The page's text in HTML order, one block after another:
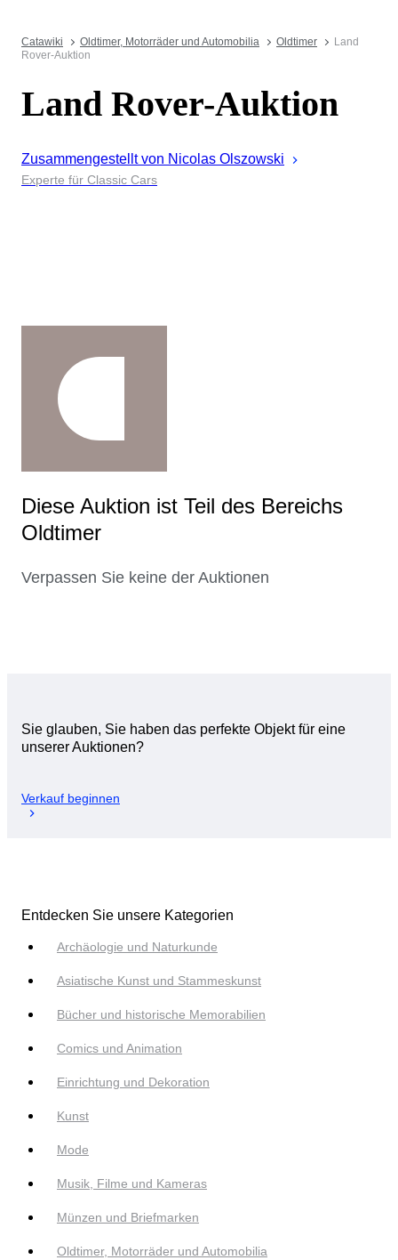
Catawiki Oldtimer, Motorräder und Automobilia Oldtimer
Land
Rover-Auktion
Land Rover-Auktion
Zusammengestellt von Nicolas Olszowski
Experte für Classic Cars
Diese Auktion ist Teil des Bereichs
Oldtimer
Verpassen Sie keine der Auktionen
Sie glauben, Sie haben das perfekte Objekt für eine
unserer Auktionen?
Verkauf beginnen
Entdecken Sie unsere Kategorien
Archäologie und Naturkunde
Asiatische Kunst und Stammeskunst
Bücher und historische Memorabilien
Comics und Animation
Einrichtung und Dekoration
Kunst
Mode
Musik, Filme und Kameras
Münzen und Briefmarken
Oldtimer, Motorräder und Automobilia